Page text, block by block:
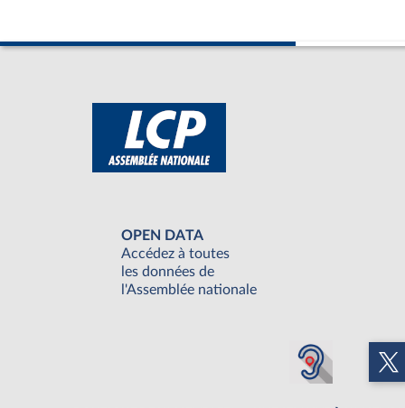
OPEN DATA
Accédez à toutes
les données de
l'Assemblée nationale